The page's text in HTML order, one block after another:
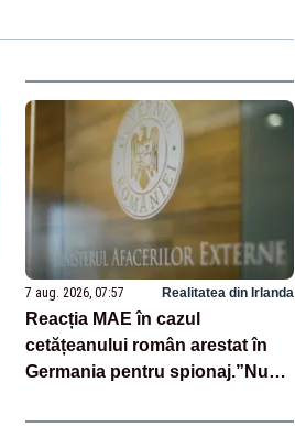
7 aug. 2026, 07:57 Realitatea din Irlanda
Reacția MAE în cazul
cetățeanului român arestat în
Germania pentru spionaj.”Nu